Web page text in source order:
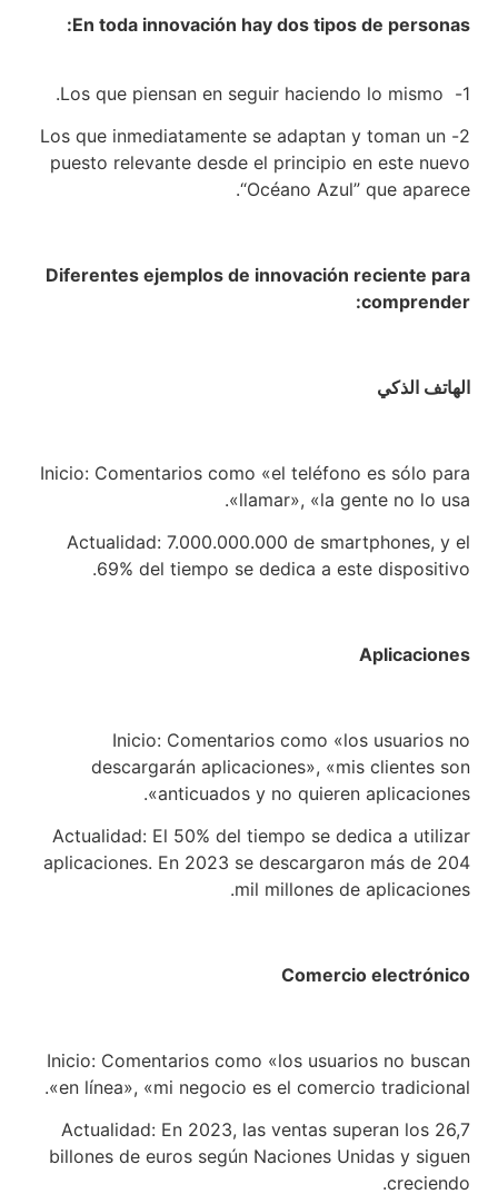
En toda innovación hay dos tipos de personas:
1- Los que piensan en seguir haciendo lo mismo.
2- Los que inmediatamente se adaptan y toman un
puesto relevante desde el principio en este nuevo
“Océano Azul” que aparece.
Diferentes ejemplos de innovación reciente para
comprender:
الهاتف الذكي
Inicio: Comentarios como «el teléfono es sólo para
llamar», «la gente no lo usa».
Actualidad: 7.000.000.000 de smartphones, y el
69% del tiempo se dedica a este dispositivo.
Aplicaciones
Inicio: Comentarios como «los usuarios no
descargarán aplicaciones», «mis clientes son
anticuados y no quieren aplicaciones».
Actualidad: El 50% del tiempo se dedica a utilizar
aplicaciones. En 2023 se descargaron más de 204
mil millones de aplicaciones.
Comercio electrónico
Inicio: Comentarios como «los usuarios no buscan
en línea», «mi negocio es el comercio tradicional».
Actualidad: En 2023, las ventas superan los 26,7
billones de euros según Naciones Unidas y siguen
creciendo.